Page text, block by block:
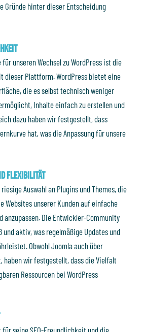
Gründe hinter dieser Entscheidung
unseren Wechsel zu WordPress ist die
dieser Plattform. WordPress bietet eine
die es selbst technisch weniger
Inhalte einfach zu erstellen und
dazu haben wir festgestellt, dass
hat, was die Anpassung für unsere
Flexibilität
Auswahl an Plugins und Themes, die
Websites unserer Kunden auf einfache
anzupassen. Die Entwickler-Community
und aktiv, was regelmäßige Updates und
Obwohl Joomla auch über
haben wir festgestellt, dass die Vielfalt
Ressourcen bei WordPress
seine SEO-Freundlichkeit und die